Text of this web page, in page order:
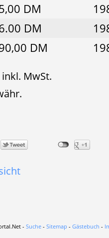
DM
DM
DM
MwSt.
- Suche - Sitemap - Gästebuch -